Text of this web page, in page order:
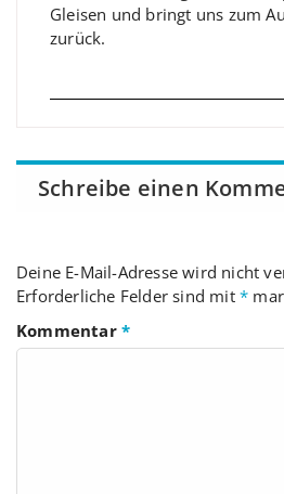
Gleisen und bringt uns zum
zurück.
Schreibe einen
Deine E-Mail-Adresse wird nicht
Erforderliche Felder sind mit *
Kommentar *